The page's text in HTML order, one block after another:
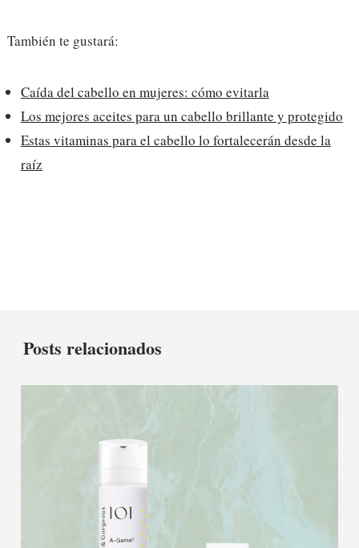
También te gustará:
Caída del cabello en mujeres: cómo evitarla
Los mejores aceites para un cabello brillante y protegido
Estas vitaminas para el cabello lo fortalecerán desde la
raíz
Posts relacionados